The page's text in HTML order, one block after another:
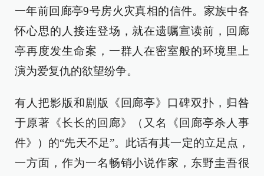
一年前回廊亭9号房火灾真相的信件。家族中各
怀心思的人接连登场，就在遗嘱宣读前，回廊
亭再度发生命案，一群人在密室般的环境里上
演为爱复仇的欲望纷争。
有人把影版和剧版《回廊亭》口碑双扑，归咎
于原著《长长的回廊》（又名《回廊亭杀人事
件》）的“先天不足”。此话有其一定的立足点，
一方面，作为一名畅销小说作家，东野圭吾很